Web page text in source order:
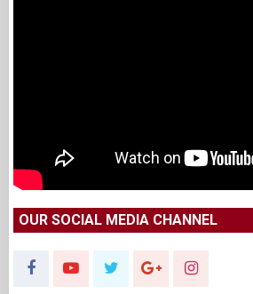
OUR SOCIAL MEDIA CHANNEL